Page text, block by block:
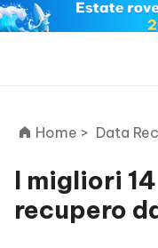
ReiBoot
Home > Data
I migliori
recupero